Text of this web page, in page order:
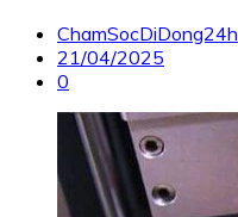
ChamSocDiDong24h
21/04/2025
0